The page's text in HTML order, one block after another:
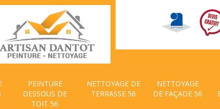
PEINTURE
DESSOUS DE
TOIT 56
NETTOYAGE DE
TERRASSE 56
NETTOYAGE
DE FAÇADE 56